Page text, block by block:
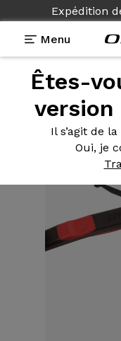
Expédition
Menu
Êtes-
Il s’agit de
Oui, je
Equipements>